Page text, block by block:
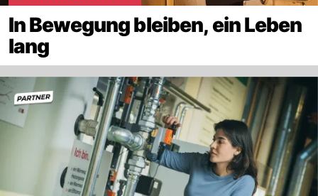
In Bewegung bleiben, ein Leben
lang